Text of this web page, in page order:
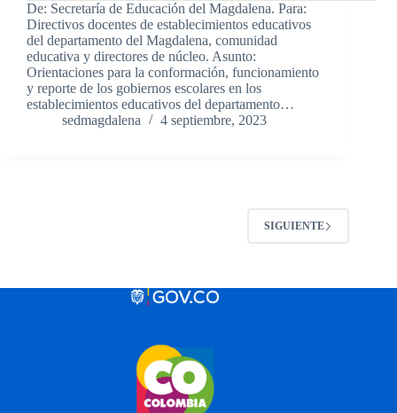
De: Secretaría de Educación del Magdalena. Para:
Directivos docentes de establecimientos educativos
del departamento del Magdalena, comunidad
educativa y directores de núcleo. Asunto:
Orientaciones para la conformación, funcionamiento
y reporte de los gobiernos escolares en los
establecimientos educativos del departamento…
sedmagdalena
4 septiembre, 2023
SIGUIENTE